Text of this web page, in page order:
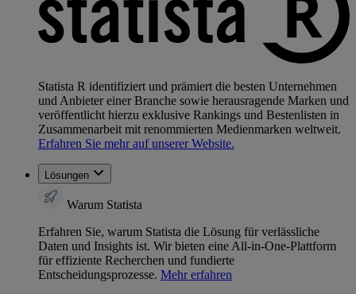
Statista R identifiziert und prämiert die besten Unternehmen
und Anbieter einer Branche sowie herausragende Marken und
veröffentlicht hierzu exklusive Rankings und Bestenlisten in
Zusammenarbeit mit renommierten Medienmarken weltweit.
Erfahren Sie mehr auf unserer Website.
Lösungen
Warum Statista
Erfahren Sie, warum Statista die Lösung für verlässliche
Daten und Insights ist. Wir bieten eine All-in-One-Plattform
für effiziente Recherchen und fundierte
Entscheidungsprozesse. Mehr erfahren